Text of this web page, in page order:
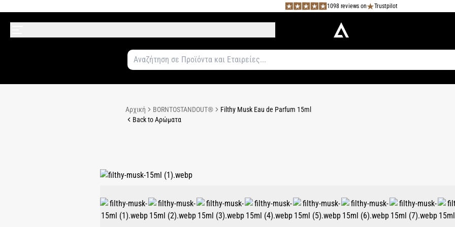
1098 reviews on Trustpilot
Αρχική BORNTOSTANDOUT®
Filthy Musk Eau de Parfum 15ml
Back to Αρώματα